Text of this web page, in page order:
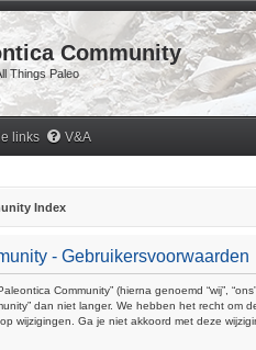
Community
Things Paleo
links V&A
Index
- Gebruikersvoorwaarden
Community” (hierna genoemd “wij”,
dan niet langer. We hebben het recht
wijzigingen. Ga je niet akkoord met deze